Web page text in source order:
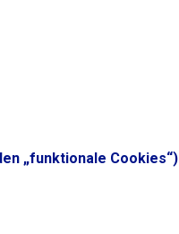
„funktionale Cookies“)